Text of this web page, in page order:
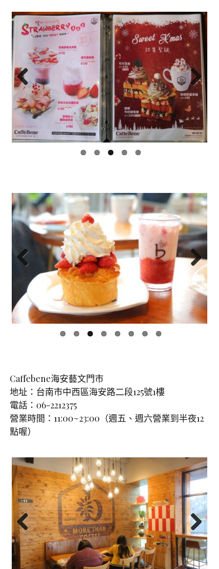
Previ
ous
Next
Previ
ous
Next
Caffebene海安藝文門市
地址：台南市中西區海安路二段125號1樓
電話：06-2212375
營業時間：11:00~23:00（週五、週六營業到半夜12
點喔）
Previ
ous
Next